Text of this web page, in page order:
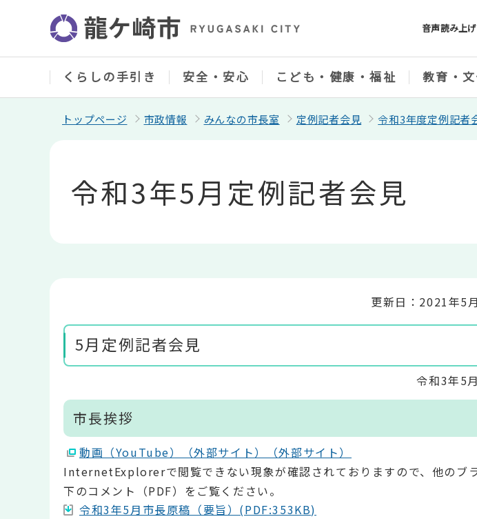
ジ
音声読み上
くらしの手引き 安全・安心 こども・健康・福祉 教育・
トップページ 市政情報 みんなの市長室 定例記者会見 令和3年度定例記者
令和3年5月定例記者会見
更新日：2021年5
5月定例記者会見
令和3年5
市長挨拶
動画（YouTube）（外部サイト）（外部サイト）
InternetExplorerで閲覧できない現象が確認されておりますので、他のブ
下のコメント（PDF）をご覧ください。
令和3年5月市長原稿（要旨）(PDF:353KB)